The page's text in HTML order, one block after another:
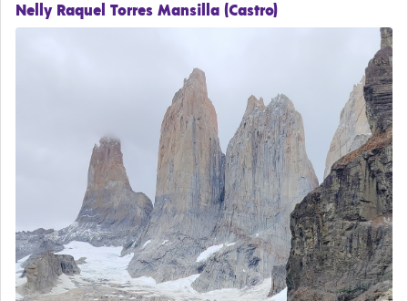
Nelly Raquel Torres Mansilla (Castro)